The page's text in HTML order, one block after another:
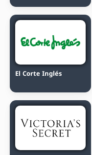
El Corte Inglés